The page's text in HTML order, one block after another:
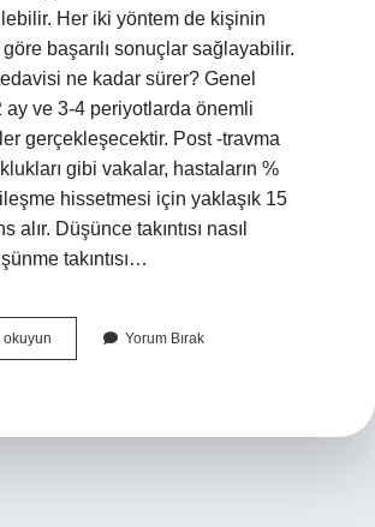
Her iki yöntem de kişinin
başarılı sonuçlar sağlayabilir.
ne kadar sürer? Genel
ay ve 3-4 periyotlarda önemli
gerçekleşecektir. Post -travma
gibi vakalar, hastaların %
hissetmesi için yaklaşık 15
alır. Düşünce takıntısı nasıl
takıntısı…
okuyun Düşünce
Bozukluğu
Yorum Bırak